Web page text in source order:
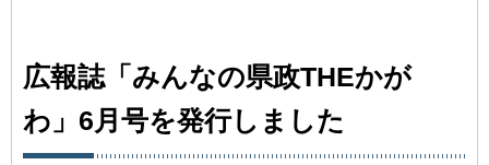
広報誌「みんなの県政THEかが
わ」6月号を発行しました